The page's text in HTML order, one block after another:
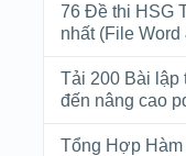
76 Đề thi HSG
nhất (File Word
Tải 200 Bài lập
đến nâng cao
Tổng Hợp